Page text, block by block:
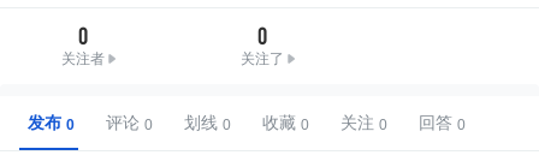
0
关注者
0
关注了
发布 评论 划线 收藏 关注 回答